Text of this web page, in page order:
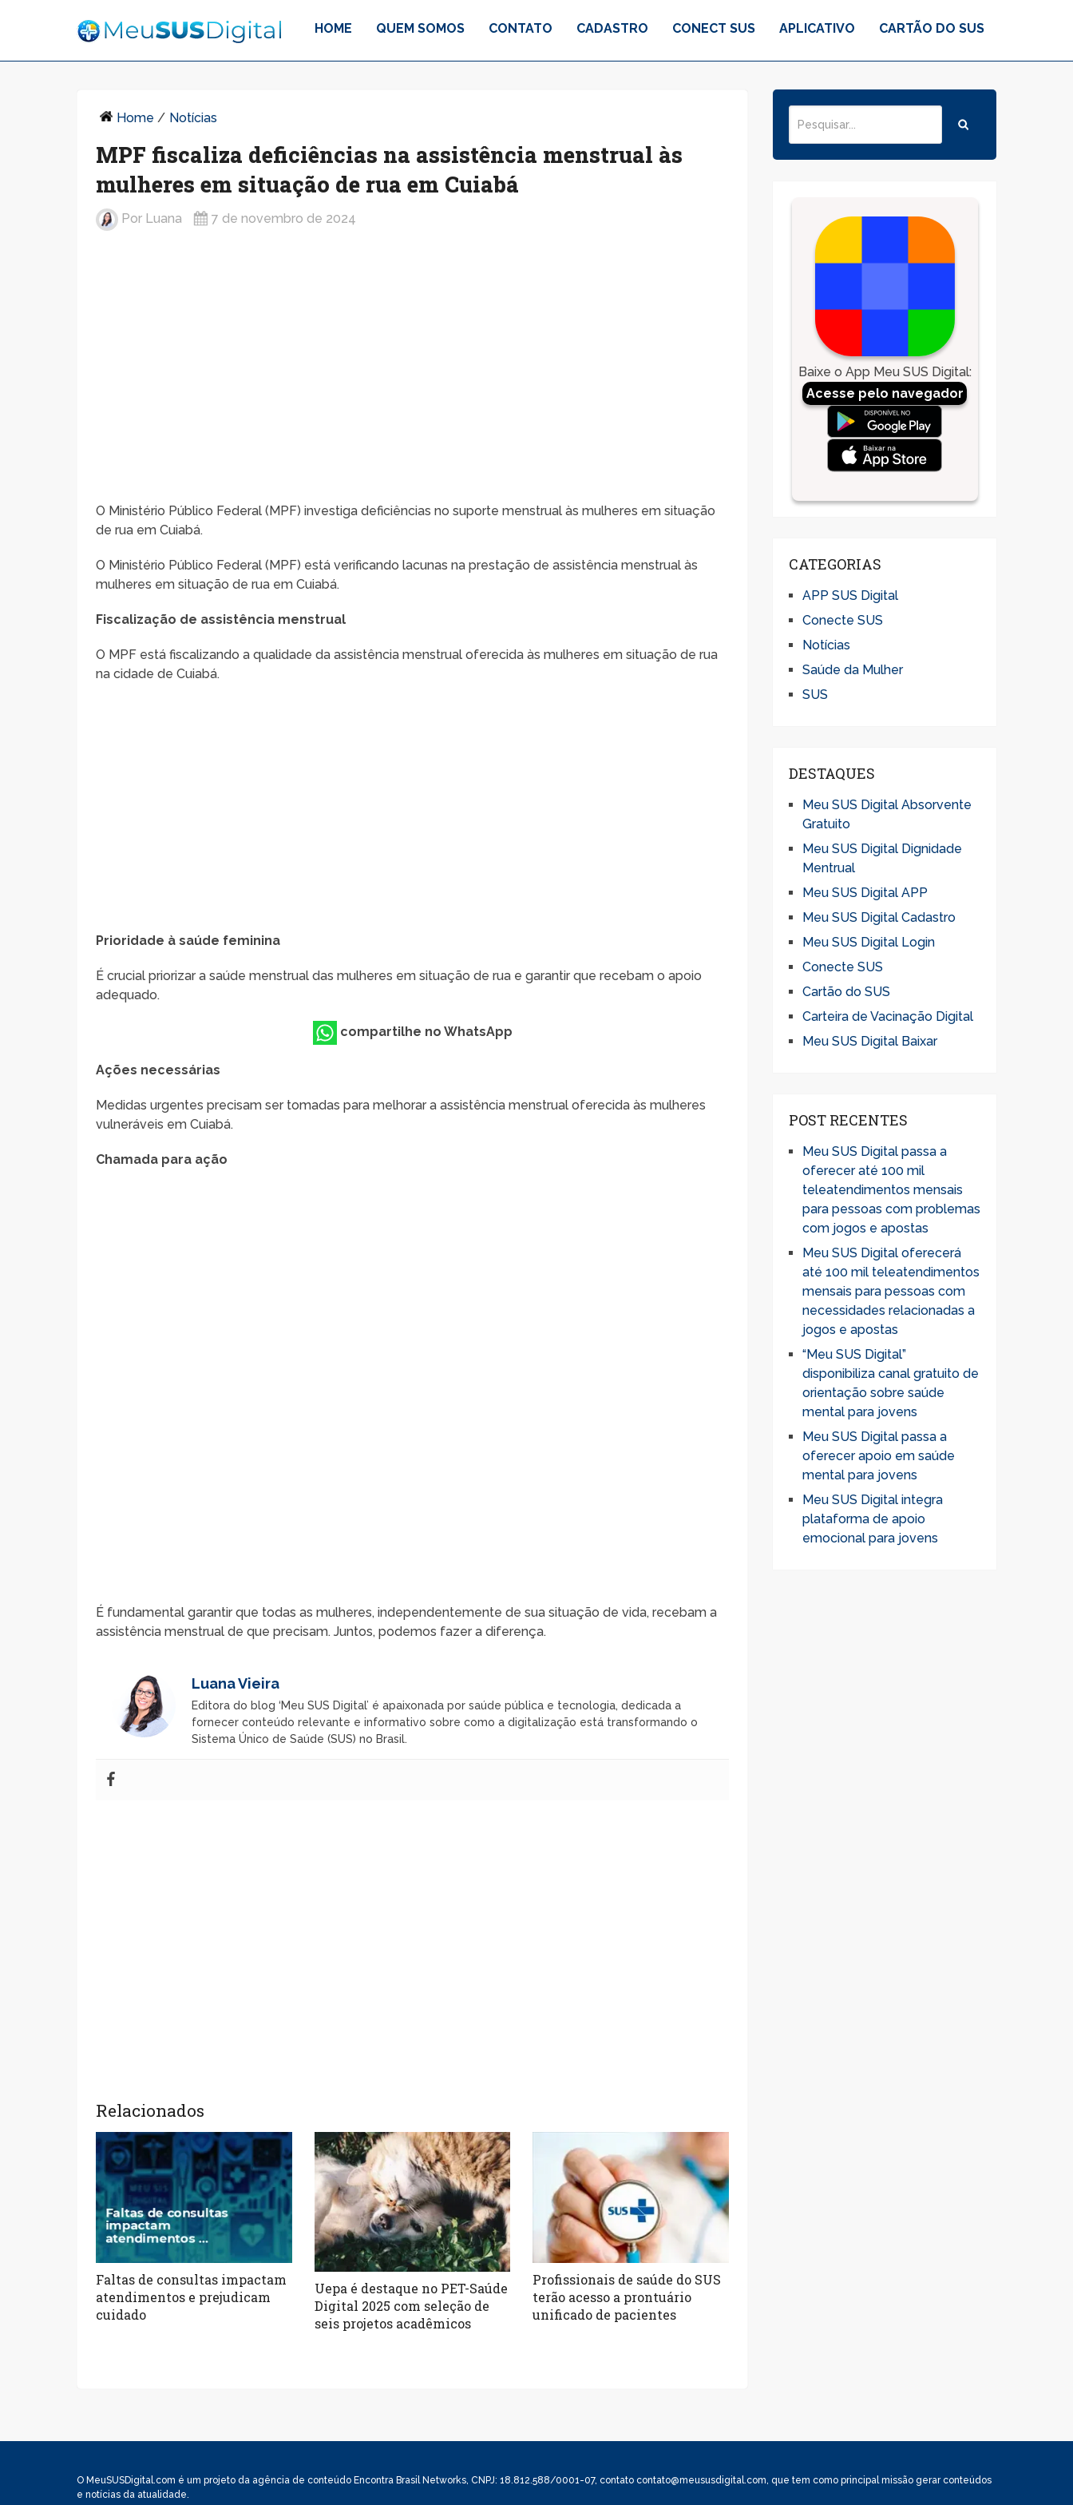
HOME QUEM SOMOS CONTATO CADASTRO CONECT SUS APLICATIVO CARTÃO DO SUS
Home / Notícias
MPF fiscaliza deficiências na assistência menstrual às
mulheres em situação de rua em Cuiabá
Por Luana 7 de novembro de 2024
O Ministério Público Federal (MPF) investiga deficiências no suporte menstrual às mulheres em situação
de rua em Cuiabá.
O Ministério Público Federal (MPF) está verificando lacunas na prestação de assistência menstrual às
mulheres em situação de rua em Cuiabá.
Fiscalização de assistência menstrual
O MPF está fiscalizando a qualidade da assistência menstrual oferecida às mulheres em situação de rua
na cidade de Cuiabá.
Prioridade à saúde feminina
É crucial priorizar a saúde menstrual das mulheres em situação de rua e garantir que recebam o apoio
adequado.
compartilhe no WhatsApp
Ações necessárias
Medidas urgentes precisam ser tomadas para melhorar a assistência menstrual oferecida às mulheres
vulneráveis em Cuiabá.
Chamada para ação
É fundamental garantir que todas as mulheres, independentemente de sua situação de vida, recebam a
assistência menstrual de que precisam. Juntos, podemos fazer a diferença.
Luana Vieira
Editora do blog ‘Meu SUS Digital’ é apaixonada por saúde pública e tecnologia, dedicada a
fornecer conteúdo relevante e informativo sobre como a digitalização está transformando o
Sistema Único de Saúde (SUS) no Brasil.
Relacionados
Faltas de consultas impactam
atendimentos e prejudicam
cuidado
Uepa é destaque no PET-Saúde
Digital 2025 com seleção de
seis projetos acadêmicos
Profissionais de saúde do SUS
terão acesso a prontuário
unificado de pacientes
Baixe o App Meu SUS Digital:
Acesse pelo navegador
CATEGORIAS
APP SUS Digital
Conecte SUS
Notícias
Saúde da Mulher
SUS
DESTAQUES
Meu SUS Digital Absorvente
Gratuito
Meu SUS Digital Dignidade
Mentrual
Meu SUS Digital APP
Meu SUS Digital Cadastro
Meu SUS Digital Login
Conecte SUS
Cartão do SUS
Carteira de Vacinação Digital
Meu SUS Digital Baixar
POST RECENTES
Meu SUS Digital passa a
oferecer até 100 mil
teleatendimentos mensais
para pessoas com problemas
com jogos e apostas
Meu SUS Digital oferecerá
até 100 mil teleatendimentos
mensais para pessoas com
necessidades relacionadas a
jogos e apostas
“Meu SUS Digital”
disponibiliza canal gratuito de
orientação sobre saúde
mental para jovens
Meu SUS Digital passa a
oferecer apoio em saúde
mental para jovens
Meu SUS Digital integra
plataforma de apoio
emocional para jovens
O MeuSUSDigital.com é um projeto da agência de conteúdo Encontra Brasil Networks, CNPJ: 18.812.588/0001-07, contato contato@meususdigital.com , que tem como principal missão gerar conteúdos
e notícias da atualidade.